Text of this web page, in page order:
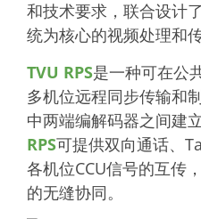
和技术要求，联合设计
统为核心的视频处理和传
TVU RPS是一种可在公
多机位远程同步传输和
中两端编解码器之间建
RPS可提供双向通话、
各机位CCU信号的互传
的无缝协同。